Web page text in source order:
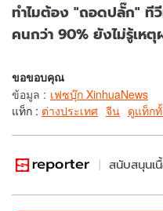
ทำไมต้อง "ถอดปลั๊ก" ที
คนกว่า 90% ยังไม่รู้เหตุ
ขอขอบคุณ
ข้อมูล : เฟซบุ๊ก XinhuaNews
แท็ก : ต่างประเทศ จีน ดูแท็ก
สนับสนุนเ